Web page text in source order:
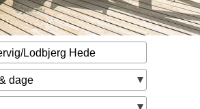
Lodbjerg Hede
dage